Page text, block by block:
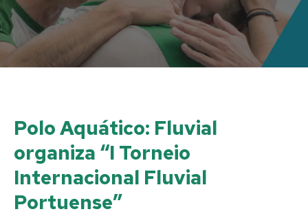
Polo Aquático: Fluvial
organiza “I Torneio
Internacional Fluvial
Portuense”